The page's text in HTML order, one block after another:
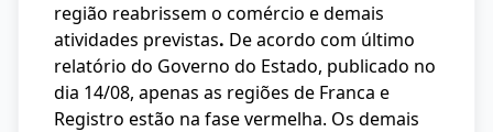
região reabrissem o comércio e demais
atividades previstas. De acordo com último
relatório do Governo do Estado, publicado no
dia 14/08, apenas as regiões de Franca e
Registro estão na fase vermelha. Os demais